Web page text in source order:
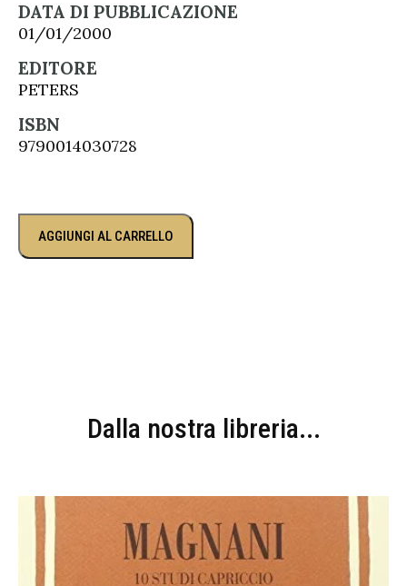
DATA DI PUBBLICAZIONE
01/01/2000
EDITORE
PETERS
ISBN
9790014030728
AGGIUNGI AL CARRELLO
Dalla nostra libreria...